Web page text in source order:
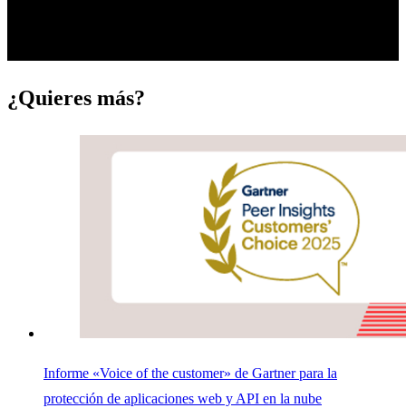
¿Quieres más?
Informe «Voice of the customer» de Gartner para la
protección de aplicaciones web y API en la nube